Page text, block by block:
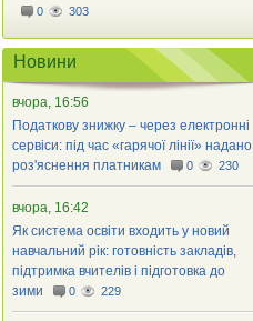
0 303
Новини
вчора, 16:56
Податкову знижку – через електронні
сервіси: під час «гарячої лінії» надано
роз'яснення платникам
0 230
вчора, 16:42
Як система освіти входить у новий
навчальний рік: готовність закладів,
підтримка вчителів і підготовка до
зими
0 229